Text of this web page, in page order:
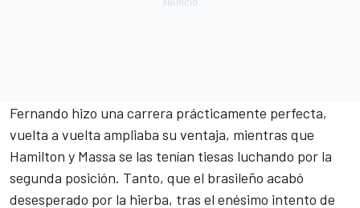
Fernando hizo una carrera prácticamente perfecta,
vuelta a vuelta ampliaba su ventaja, mientras que
Hamilton y Massa se las tenían tiesas luchando por la
segunda posición. Tanto, que el brasileño acabó
desesperado por la hierba, tras el enésimo intento de